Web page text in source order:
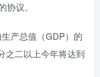
议。
产总值（GDP）的
之二以上今年将达到